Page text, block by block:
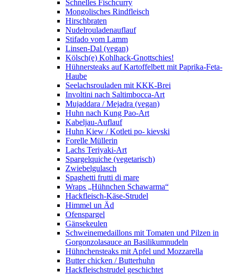
Schnelles Fischcurry
Mongolisches Rindfleisch
Hirschbraten
Nudelrouladenauflauf
Stifado vom Lamm
Linsen-Dal (vegan)
Kölsch(e) Kohlhack-Gnottschies!
Hühnersteaks auf Kartoffelbett mit Paprika-Feta-
Haube
Seelachsrouladen mit KKK-Brei
Involtini nach Saltimbocca-Art
Mujaddara / Mejadra (vegan)
Huhn nach Kung Pao-Art
Kabeljau-Auflauf
Huhn Kiew / Kotleti po- kievski
Forelle Müllerin
Lachs Teriyaki-Art
Spargelquiche (vegetarisch)
Zwiebelgulasch
Spaghetti frutti di mare
Wraps „Hühnchen Schawarma“
Hackfleisch-Käse-Strudel
Himmel un Äd
Ofenspargel
Gänsekeulen
Schweinemedaillons mit Tomaten und Pilzen in
Gorgonzolasauce an Basilikumnudeln
Hühnchensteaks mit Apfel und Mozzarella
Butter chicken / Butterhuhn
Hackfleischstrudel geschichtet